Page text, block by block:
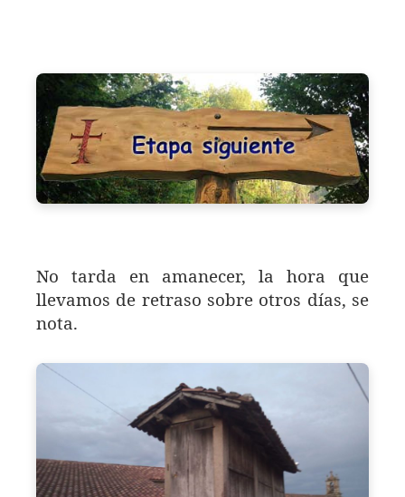
No tarda en amanecer, la hora que
llevamos de retraso sobre otros días, se
nota.